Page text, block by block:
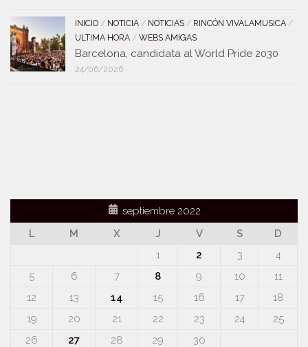
INICIO / NOTICIA / NOTICIAS / RINCÓN VIVALAMUSICA /
ULTIMA HORA / WEBS AMIGAS
Barcelona, candidata al World Pride 2030
24/06/2026
septiembre 2022
L
M X J V S
D
1
2 3
4
5
6 7 8 9 10
11
12
13 14 15 16 17
18
19
20 21 22 23 24
25
26
27 28 29
30